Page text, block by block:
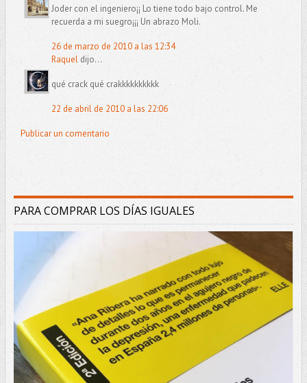
Joder con el ingeniero¡¡ Lo tiene todo bajo control. Me
recuerda a mi suegro¡¡¡ Un abrazo Moli.
26 de marzo de 2010 a las 12:34
Raqueldijo...
qué crack qué crakkkkkkkkkk
22 de abril de 2010 a las 22:06
Publicar un comentario
PARA COMPRAR LOS DÍAS IGUALES